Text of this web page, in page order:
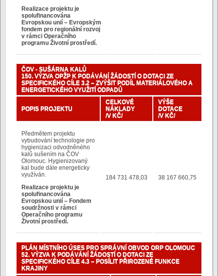
Realizace projektu je
spolufinancována
Evropskou unií – Evropským
fondem pro regionální rozvoj
v rámci Operačního
programu Životní prostředí.
ČOV - SUŠÁRNA KALŮ
150. VÝZVA OPŽP K PODÁVÁNÍ ŽÁDOSTÍ O DOTACI ZE
SPECIFICKÉHO CÍLE 3.2 – ZVÝŠIT PODÍL MATERIÁLOVÉHO A
ENERGETICKÉHO VYUŽITÍ ODPADŮ
POPIS PROJEKTU
CELKOVÉ
NÁKLADY
/V KČ/
VÝŠE
DOTACE
/V KČ/
Předmětem projektu
vybudování technologie pro
hygienizaci odvodněného
kalů sušením na ČOV
Olomouc. Hygienizovaný
kal bude dále energeticky
využíván.
Realizace projektu je
spolufinancována
Evropskou unií – Fondem
soudržnosti v rámci
Operačního programu
Životní prostředí.
184 731 478,03 38 167 660,75
PLÁN MÍSTNÍHO ÚSES PRO SPRÁVNÍ OBVOD ORP OLOMOUC
52. VÝZVA K PODÁVÁNÍ ŽÁDOSTÍ O DOTACI ZE
SPECIFICKÉHO CÍLE 4.3 – POSÍLIT PŘIROZENÉ FUNKCE
KRAJINY